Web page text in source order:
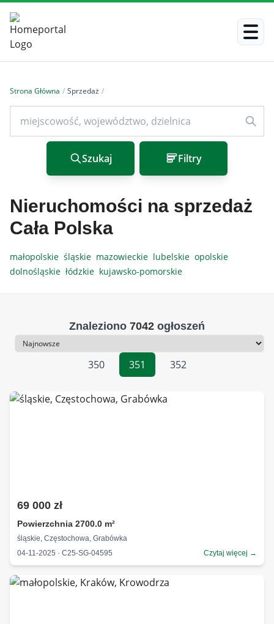
Strona Główna / Sprzedaż /
Szukaj Filtry
Nieruchomości na sprzedaż
Cała Polska
małopolskie śląskie mazowieckie lubelskie opolskie
dolnośląskie łódzkie kujawsko-pomorskie
Znaleziono 7042 ogłoszeń
Sortowanie
350
351 352
69 000 zł
Powierzchnia 2700.0 m²
śląskie, Częstochowa, Grabówka
04-11-2025 · C25-SG-04595
Czytaj więcej →